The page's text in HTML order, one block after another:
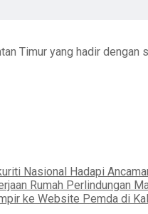
Timur yang hadir
Nasional Hadapi
Rumah Perlindungan
ke Website Pemda di